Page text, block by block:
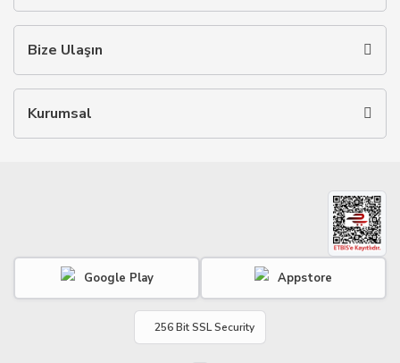
Bize Ulaşın
Kurumsal
Google Play Appstore
256 Bit SSL Security